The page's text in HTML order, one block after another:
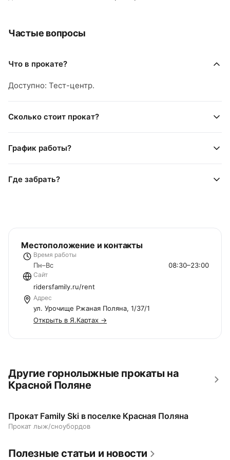
Частые вопросы
Что в прокате?
Доступно: Тест-центр.
Сколько стоит прокат?
График работы?
Где забрать?
Местоположение и контакты
Время работы
Пн–Вс 08:30–23:00
Сайт
ridersfamily.ru/rent
Адрес
ул. Урочище Ржаная Поляна, 1/37/1
Открыть в Я.Картах →
Другие горнолыжные прокаты на
Красной Поляне
Прокат Family Ski в поселке Красная Поляна
Прокат лыж/сноубордов
Полезные статьи и новости